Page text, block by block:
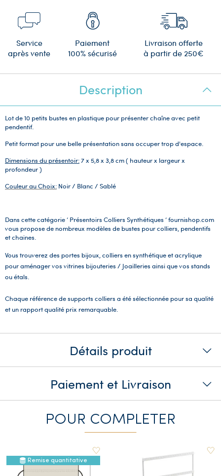
Service
après vente
Paiement
100% sécurisé
Livraison offerte
à partir de 250€
Description
Lot de 10 petits bustes en plastique pour présenter chaîne avec petit
pendentif.
Petit format pour une belle présentation sans occuper trop d'espace.
Dimensions du présentoir:7 x 5,8 x 3,8 cm ( hauteur x largeur x
profondeur )
Couleur au Choix: Noir / Blanc / Sablé
Dans cette catégorie ‘ Présentoirs Colliers Synthétiques ‘ fournishop.com
vous propose de nombreux modèles de bustes pour colliers, pendentifs
et chaines.
Vous trouverez des portes bijoux, colliers en synthétique et acrylique
pour aménager vos vitrines bijouteries / Joailleries ainsi que vos stands
ou étals.
Chaque référence de supports colliers a été sélectionnée pour sa qualité
et un rapport qualité prix remarquable.
Détails produit
Paiement et Livraison
POUR COMPLETER
Remise quantitative